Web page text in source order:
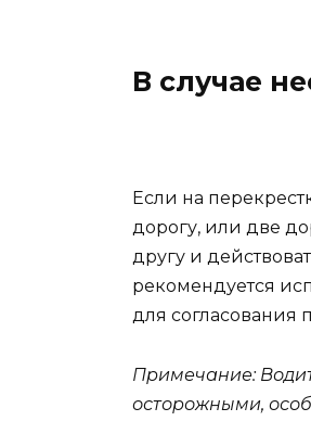
В случае
Если на
дорогу, или две
другу и
рекомендуется
для
Примечание:
осторожными,